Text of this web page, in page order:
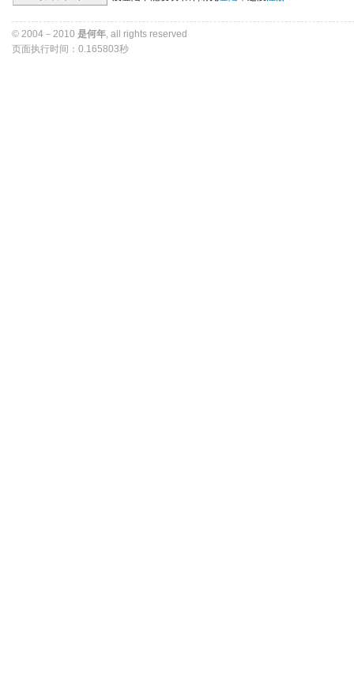
© 2004－2010 是何年 , all rights reserved
页面执行时间：0.165803秒